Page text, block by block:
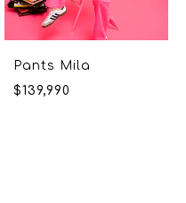
Pants Mila
$139,990